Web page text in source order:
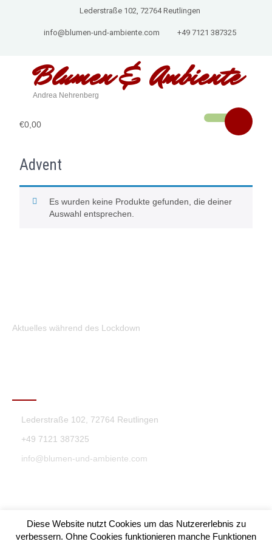
Lederstraße 102, 72764 Reutlingen
info@blumen-und-ambiente.com +49 7121 387325
Blumen & Ambiente
Andrea Nehrenberg
€0,00
Advent
Es wurden keine Produkte gefunden, die deiner
Auswahl entsprechen.
Aktuelles während des Lockdown
Lederstraße 102, 72764 Reutlingen
+49 7121 387325
info@blumen-und-ambiente.com
Diese Website nutzt Cookies um das Nutzererlebnis zu
verbessern. Ohne Cookies funktionieren manche Funktionen